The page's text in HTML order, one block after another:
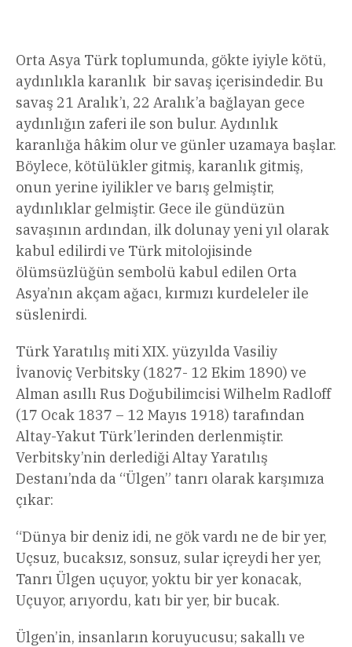
Orta Asya Türk toplumunda, gökte iyiyle kötü,
aydınlıkla karanlık bir savaş içerisindedir. Bu
savaş 21 Aralık’ı, 22 Aralık’a bağlayan gece
aydınlığın zaferi ile son bulur. Aydınlık
karanlığa hâkim olur ve günler uzamaya başlar.
Böylece, kötülükler gitmiş, karanlık gitmiş,
onun yerine iyilikler ve barış gelmiştir,
aydınlıklar gelmiştir. Gece ile gündüzün
savaşının ardından, ilk dolunay yeni yıl olarak
kabul edilirdi ve Türk mitolojisinde
ölümsüzlüğün sembolü kabul edilen Orta
Asya’nın akçam ağacı, kırmızı kurdeleler ile
süslenirdi.
Türk Yaratılış miti XIX. yüzyılda Vasiliy
İvanoviç Verbitsky (1827- 12 Ekim 1890) ve
Alman asıllı Rus Doğubilimcisi Wilhelm Radloff
(17 Ocak 1837 – 12 Mayıs 1918) tarafından
Altay-Yakut Türk’lerinden derlenmiştir.
Verbitsky’nin derlediği Altay Yaratılış
Destanı’nda da “Ülgen” tanrı olarak karşımıza
çıkar:
“Dünya bir deniz idi, ne gök vardı ne de bir yer,
Uçsuz, bucaksız, sonsuz, sular içreydi her yer,
Tanrı Ülgen uçuyor, yoktu bir yer konacak,
Uçuyor, arıyordu, katı bir yer, bir bucak.
Ülgen’in, insanların koruyucusu; sakallı ve